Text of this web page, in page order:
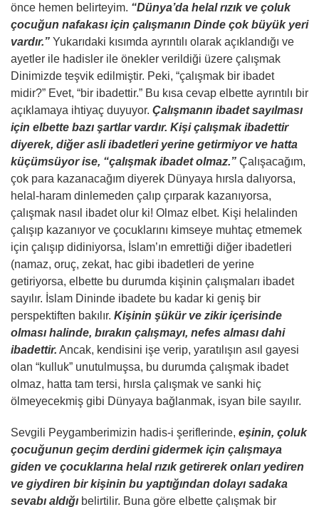
önce hemen belirteyim. “Dünya’da helal rızık ve çoluk
çocuğun nafakası için çalışmanın Dinde çok büyük yeri
vardır.” Yukarıdaki kısımda ayrıntılı olarak açıklandığı ve
ayetler ile hadisler ile önekler verildiği üzere çalışmak
Dinimizde teşvik edilmiştir. Peki, “çalışmak bir ibadet
midir?” Evet, “bir ibadettir.” Bu kısa cevap elbette ayrıntılı bir
açıklamaya ihtiyaç duyuyor. Çalışmanın ibadet sayılması
için elbette bazı şartlar vardır. Kişi çalışmak ibadettir
diyerek, diğer asli ibadetleri yerine getirmiyor ve hatta
küçümsüyor ise, “çalışmak ibadet olmaz.” Çalışacağım,
çok para kazanacağım diyerek Dünyaya hırsla dalıyorsa,
helal-haram dinlemeden çalıp çırparak kazanıyorsa,
çalışmak nasıl ibadet olur ki! Olmaz elbet. Kişi helalinden
çalışıp kazanıyor ve çocuklarını kimseye muhtaç etmemek
için çalışıp didiniyorsa, İslam’ın emrettiği diğer ibadetleri
(namaz, oruç, zekat, hac gibi ibadetleri de yerine
getiriyorsa, elbette bu durumda kişinin çalışmaları ibadet
sayılır. İslam Dininde ibadete bu kadar ki geniş bir
perspektiften bakılır. Kişinin şükür ve zikir içerisinde
olması halinde, bırakın çalışmayı, nefes alması dahi
ibadettir. Ancak, kendisini işe verip, yaratılışın asıl gayesi
olan “kulluk” unutulmuşsa, bu durumda çalışmak ibadet
olmaz, hatta tam tersi, hırsla çalışmak ve sanki hiç
ölmeyecekmiş gibi Dünyaya bağlanmak, isyan bile sayılır.
Sevgili Peygamberimizin hadis-i şeriflerinde, eşinin, çoluk
çocuğunun geçim derdini gidermek için çalışmaya
giden ve çocuklarına helal rızık getirerek onları yediren
ve giydiren bir kişinin bu yaptığından dolayı sadaka
sevabı aldığı belirtilir. Buna göre elbette çalışmak bir